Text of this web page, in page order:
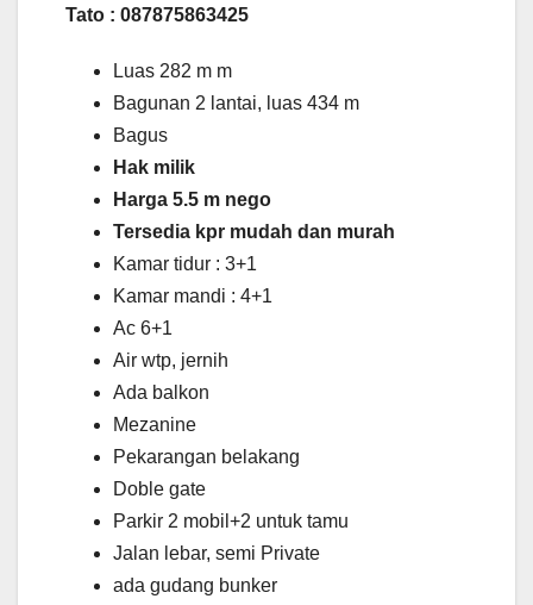
Tato : 087875863425
Luas 282 m m
Bagunan 2 lantai, luas 434 m
Bagus
Hak milik
Harga 5.5 m nego
Tersedia kpr mudah dan murah
Kamar tidur : 3+1
Kamar mandi : 4+1
Ac 6+1
Air wtp, jernih
Ada balkon
Mezanine
Pekarangan belakang
Doble gate
Parkir 2 mobil+2 untuk tamu
Jalan lebar, semi Private
ada gudang bunker